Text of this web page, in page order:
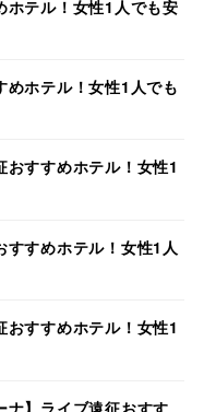
ホテル！女性1人でも安
めホテル！女性1人でも
おすすめホテル！女性1
すすめホテル！女性1人
おすすめホテル！女性1
ナ】ライブ遠征おすす